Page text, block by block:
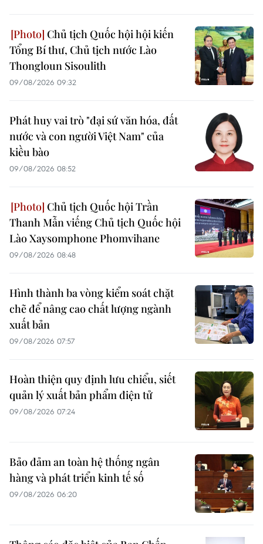
Chủ tịch Quốc hội hội kiến
Tổng Bí thư, Chủ tịch nước Lào
Thongloun Sisoulith
09/08/2026 09:32
Phát huy vai trò "đại sứ văn hóa, đất
nước và con người Việt Nam" của
kiều bào
09/08/2026 08:52
Chủ tịch Quốc hội Trần
Thanh Mẫn viếng Chủ tịch Quốc hội
Lào Xaysomphone Phomvihane
09/08/2026 08:48
Hình thành ba vòng kiểm soát chặt
chẽ để nâng cao chất lượng ngành
xuất bản
09/08/2026 07:57
Hoàn thiện quy định lưu chiểu, siết
quản lý xuất bản phẩm điện tử
09/08/2026 07:24
Bảo đảm an toàn hệ thống ngân
hàng và phát triển kinh tế số
09/08/2026 06:20